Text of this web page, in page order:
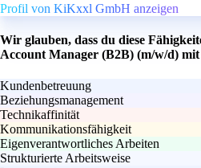
Profil von KiKxxl GmbH anzeigen
Wir glauben, dass du diese
Account Manager (B2B) (m/w/d)
Kundenbetreuung
Beziehungsmanagement
Technikaffinität
Kommunikationsfähigkeit
Eigenverantwortliches Arbeiten
Strukturierte Arbeitsweise